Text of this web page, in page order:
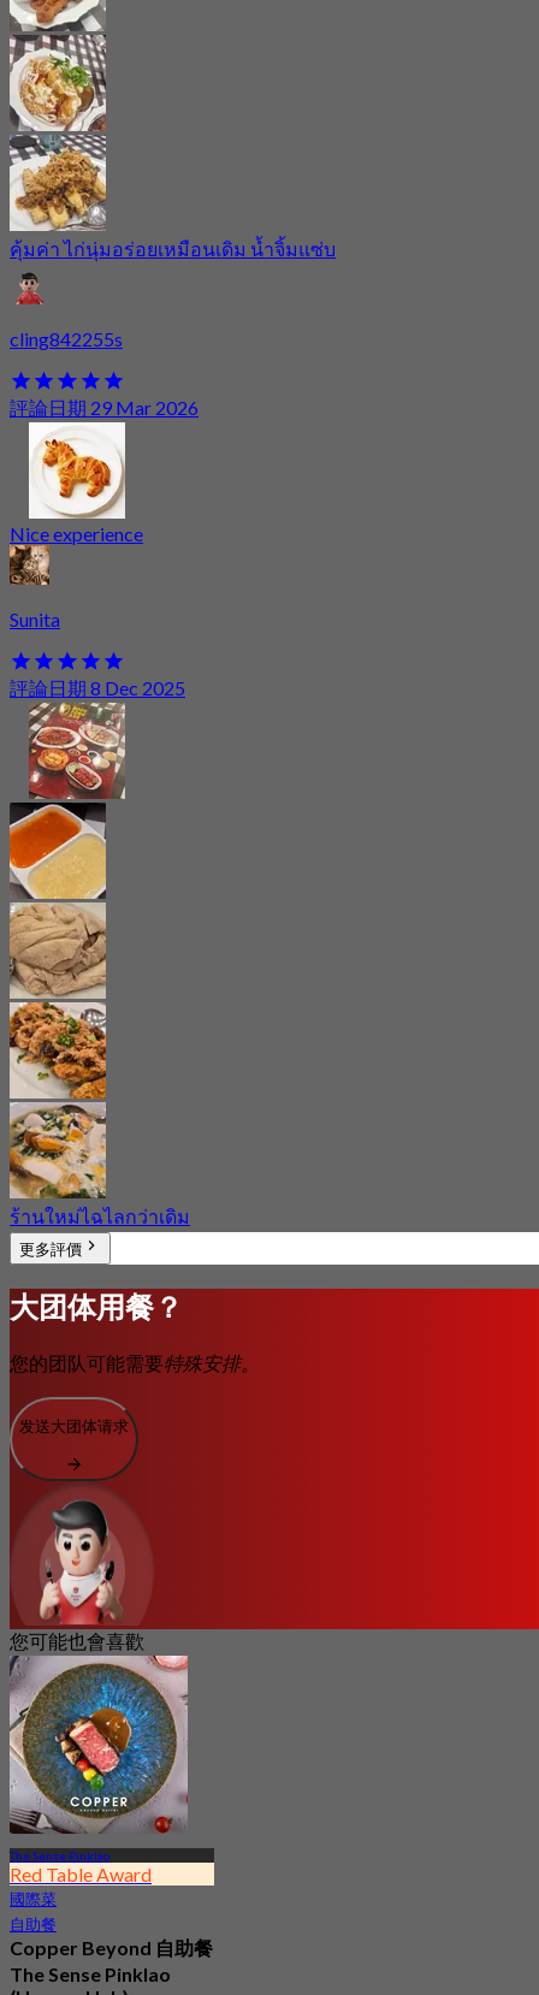
คุ้มค่า ไก่นุ่มอร่อยเหมือนเดิม น้ำจิ้มแซ่บ
cling842255s
評論日期 29 Mar 2026
Nice experience
Sunita
評論日期 8 Dec 2025
ร้านใหม่ไฉไลกว่าเดิม
更多評價
大团体用餐？
您的团队可能需要特殊安排。
发送大团体请求
您可能也會喜歡
The Sense Pinklao
Red Table Award
國際菜
自助餐
Copper Beyond 自助餐
The Sense Pinklao